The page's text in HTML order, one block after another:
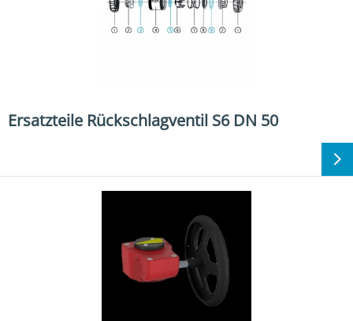
Ersatzteile Rückschlagventil S6 DN 50